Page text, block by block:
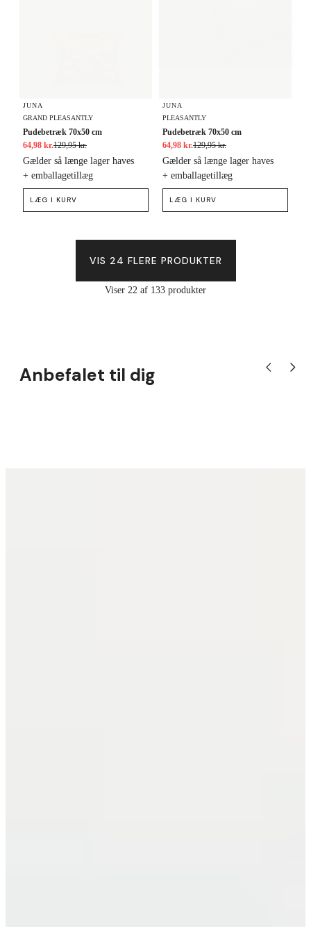
JUNA
GRAND PLEASANTLY
Pudebetræk 70x50 cm
64,98 kr.129,95 kr.
+ emballagetillæg
Gælder så længe lager haves
LÆG I KURV
JUNA
PLEASANTLY
Pudebetræk 70x50 cm
64,98 kr.129,95 kr.
+ emballagetillæg
Gælder så længe lager haves
LÆG I KURV
VIS 24 FLERE PRODUKTER
Viser 22 af 133 produkter
Anbefalet til dig Vis tidligere
Vis